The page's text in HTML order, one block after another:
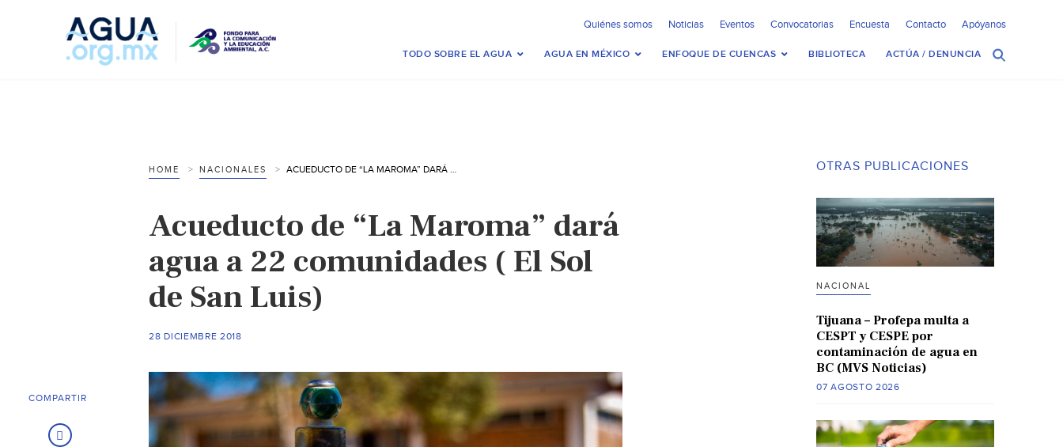
Quiénes somos Noticias Eventos Convocatorias Encuesta Contacto Apóyanos
TODO SOBRE EL AGUA AGUA EN MÉXICO ENFOQUE DE CUENCAS BIBLIOTECA ACTÚA / DENUNCIA
HOME NACIONALES ACUEDUCTO DE “LA MAROMA” DARÁ AGUA A 22 COMUNIDADES ( EL SOL DE SAN LUIS)
Acueducto de “La Maroma” dará
agua a 22 comunidades ( El Sol
de San Luis)
28 DICIEMBRE 2018
COMPARTIR
OTRAS PUBLICACIONES
NACIONAL
Tijuana – Profepa multa a
CESPT y CESPE por
contaminación de agua en
BC (MVS Noticias)
07 AGOSTO 2026